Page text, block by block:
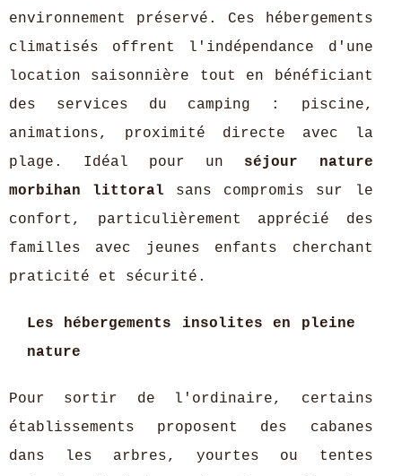
environnement préservé. Ces hébergements
climatisés offrent l'indépendance d'une
location saisonnière tout en bénéficiant
des services du camping : piscine,
animations, proximité directe avec la
plage. Idéal pour un séjour nature
morbihan littoral sans compromis sur le
confort, particulièrement apprécié des
familles avec jeunes enfants cherchant
praticité et sécurité.
Les hébergements insolites en pleine
nature
Pour sortir de l'ordinaire, certains
établissements proposent des cabanes
dans les arbres, yourtes ou tentes